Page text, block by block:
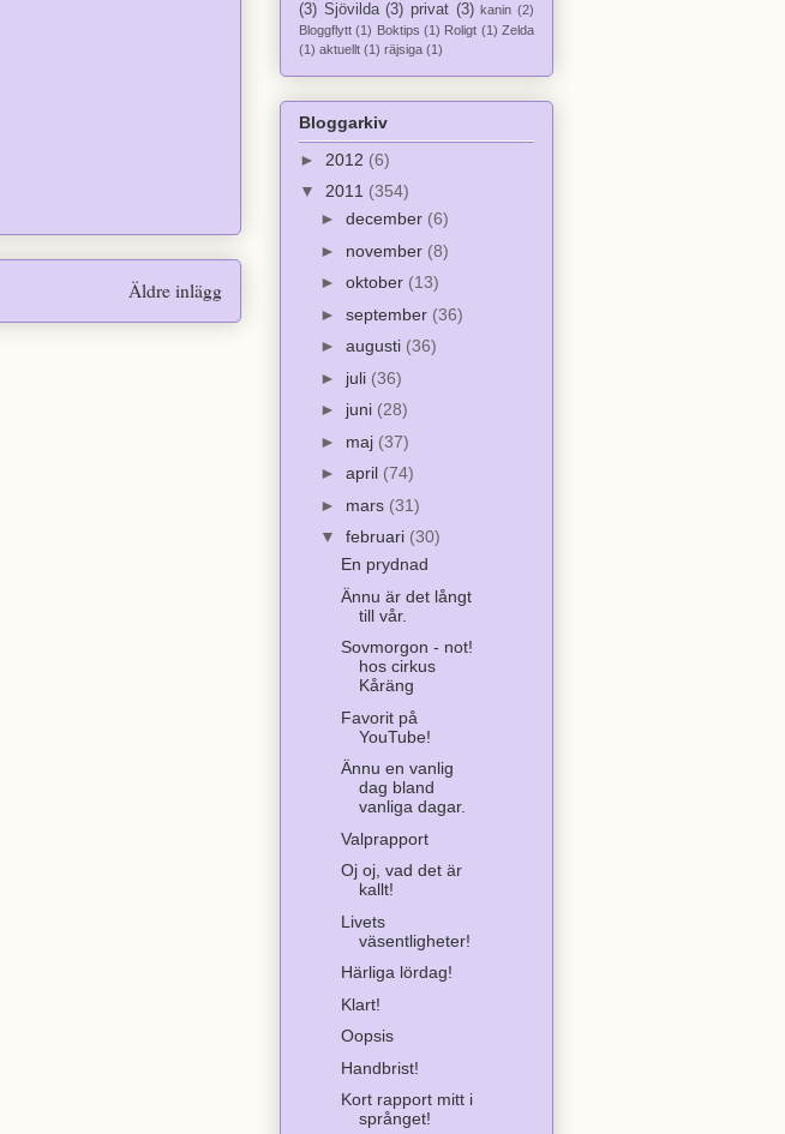
Äldre inlägg
(3) Sjövilda (3) privat (3) kanin (2)
Bloggflytt (1) Boktips (1) Roligt (1) Zelda
(1) aktuellt (1) räjsiga (1)
Bloggarkiv
► 2012 (6)
▼ 2011 (354)
► december (6)
► november (8)
► oktober (13)
► september (36)
► augusti (36)
► juli (36)
► juni (28)
► maj (37)
► april (74)
► mars (31)
▼ februari (30)
En prydnad
Ännu är det långt
till vår.
Sovmorgon - not!
hos cirkus
Kåräng
Favorit på
YouTube!
Ännu en vanlig
dag bland
vanliga dagar.
Valprapport
Oj oj, vad det är
kallt!
Livets
väsentligheter!
Härliga lördag!
Klart!
Oopsis
Handbrist!
Kort rapport mitt i
språnget!